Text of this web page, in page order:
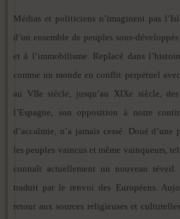
Médias et politiciens n’imaginent pas
d’un ensemble de peuples sous-
et à l’immobilisme. Replacé dans
comme un monde en conflit perpétuel
au VIIe siècle, jusqu’au XIXe siècle,
l’Espagne, son opposition à notre
d’accalmie, n’a jamais cessé. Doué
les peuples vaincus et même vainqueurs,
connaît actuellement un nouveau
traduit par le renvoi des Européens.
retour aux sources religieuses et